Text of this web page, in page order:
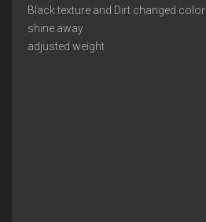
Black texture and Dirt changed color
shine away
adjusted weight